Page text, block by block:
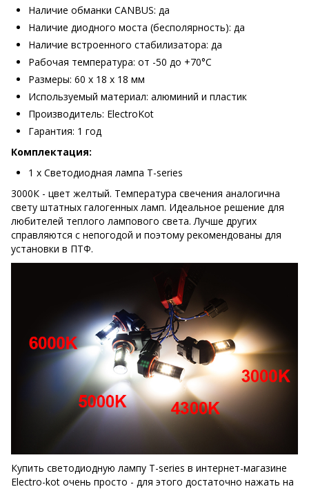
Наличие обманки CANBUS: да
Наличие диодного моста (бесполярность): да
Наличие встроенного стабилизатора: да
Рабочая температура: от -50 до +70°С
Размеры: 60 х 18 х 18 мм
Используемый материал: алюминий и пластик
Производитель: ElectroKot
Гарантия: 1 год
Комплектация:
1 х Светодиодная лампа T-series
3000К - цвет желтый. Температура свечения аналогична
свету штатных галогенных ламп. Идеальное решение для
любителей теплого лампового света. Лучше других
справляются с непогодой и поэтому рекомендованы для
установки в ПТФ.
Купить светодиодную лампу T-series в интернет-магазине
Electro-kot очень просто - для этого достаточно нажать на